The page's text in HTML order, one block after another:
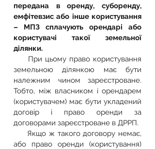
передана в оренду, суборенду,
емфітевзис або інше користування
– МПЗ сплачують орендарі або
користувачі такої земельної
ділянки.
При цьому право користування
земельною ділянкою має бути
належним чином зареєстроване.
Тобто, між власником і орендарем
(користувачем) має бути укладений
договір і право оренди за
договорами зареєстроване в ДРРП.
Якщо ж такого договору немає,
або право оренди (користування)